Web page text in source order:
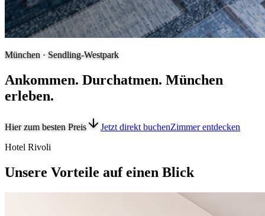
München · Sendling-Westpark
Ankommen. Durchatmen. München
erleben.
Hier zum besten Preis Jetzt direkt buchenZimmer entdecken
Hotel Rivoli
Unsere Vorteile auf einen Blick